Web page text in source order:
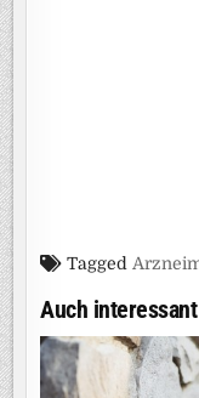
Tagged
Auch interessant